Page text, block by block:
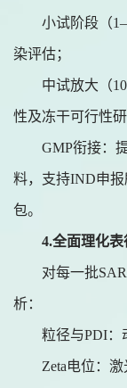
小试阶段（
染评估；
中试放大（
性及冻干可行性研
GMP衔接：
料，支持IND申
包。
4.全面理化表
对每一批
析：
粒径与PDI：
Zeta电位：激